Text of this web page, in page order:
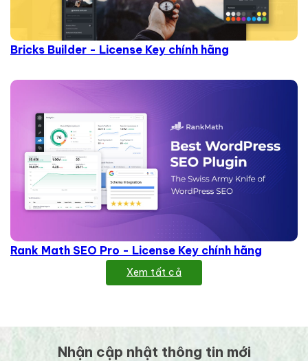
Bricks Builder - License Key chính hãng
Rank Math SEO Pro - License Key chính hãng
Xem tất cả
Nhận cập nhật thông tin mới